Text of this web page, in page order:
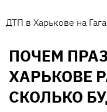
ДТП в Харькове на
ПОЧЕМ
ХАРЬКОВЕ
СКОЛЬКО